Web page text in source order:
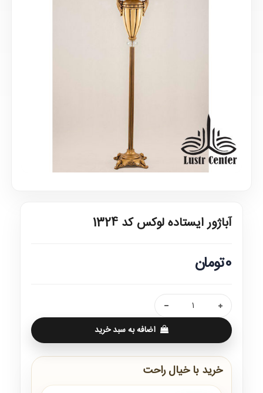
آباژور ایستاده لوکس کد 1324
0تومان
اضافه به سبد خرید
خرید با خیال راحت